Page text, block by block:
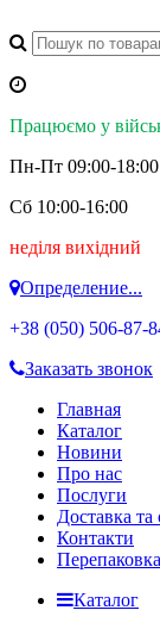
Працюємо у
Пн-Пт 09:00-18:00
Сб 10:00-16:00
неділя вихідний
Определение...
+38 (050) 506-87-
Заказать звонок
Главная
Каталог
Новини
Про нас
Послуги
Доставка та
Контакти
Каталог